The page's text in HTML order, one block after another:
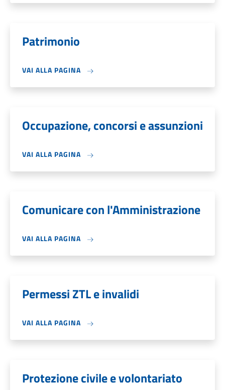
Patrimonio
VAI ALLA PAGINA
Occupazione, concorsi e assunzioni
VAI ALLA PAGINA
Comunicare con l'Amministrazione
VAI ALLA PAGINA
Permessi ZTL e invalidi
VAI ALLA PAGINA
Protezione civile e volontariato